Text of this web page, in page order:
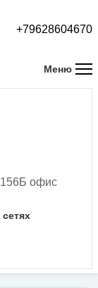
+79628604670
Меню
156Б офис